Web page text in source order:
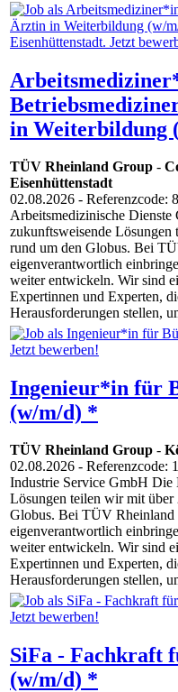
in Weiterbildung
TÜV Rheinland Group -
Eisenhüttenstadt
02.08.2026 - Referenzcode:
Arbeitsmedizinische
zukunftsweisende
rund um den Globus. Bei
eigenverantwortlich
weiter entwickeln. Wir sind
Expertinnen und Experten,
Herausforderungen stellen,
Ingenieur*in für
(w/m/d) *
TÜV Rheinland Group -
02.08.2026 - Referenzcode:
Industrie Service GmbH Die
Lösungen teilen wir mit über
Globus. Bei TÜV Rheinland
eigenverantwortlich
weiter entwickeln. Wir sind
Expertinnen und Experten,
Herausforderungen stellen,
SiFa - Fachkraft
(w/m/d) *